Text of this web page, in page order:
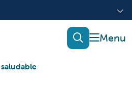
mostrar
buscar